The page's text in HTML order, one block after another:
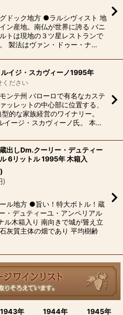
ドック地方 ●ラルシヴィスト 地
ン産地。南仏が世界に誇る バニ
トは現地の３ツ星レストランで
製法はヴァン・ドゥー・ナ…
イジ・スカヴィーノ1995年
ください
ンテ州 バローロで有名なカステ
ッレットの中心部に位置する、
的な家族経営のワイナリー。
イージ・スカヴィーノ氏。 本…
出しDm.クーリー・デュティー
6リットル 1995年 木箱入
)
ル地方 ●旨い！特大ボトル！蔵
・デュティーユ・アンペリアル
ル木箱入り 南向きで城が聳え立
灰質主体の畑であり 平均樹齢
1943年 1944年 1945年